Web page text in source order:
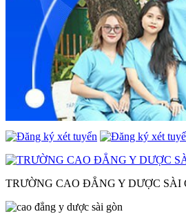
TRƯỜNG CAO ĐẲNG Y DƯỢC SÀI